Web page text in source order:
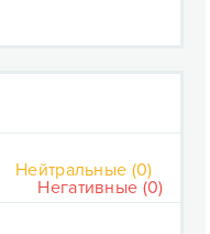
Нейтральные (0)
Негативные (0)